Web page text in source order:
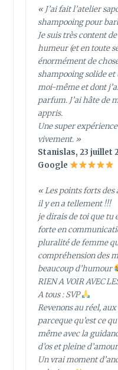
« J’ai fait l’atelier
shampooing pour
Je suis très content
humeur (et en toute
énormément de
shampooing solide et
moi-même et dont
parfum. J’ai hâte de
appris.
Une super
vivement. »
Stanislas, 23 juillet
Google
« Les points forts des
il y en a tellement !!!
je dirais de toi que tu
forte en
pluralité de femme
compréhension des
beaucoup d’humour
RIEN A VOIR AVEC
A tous : SVP
Revenons au réel,
parceque qu’est ce
même avec la
d’os et pleine
Un vrai moment